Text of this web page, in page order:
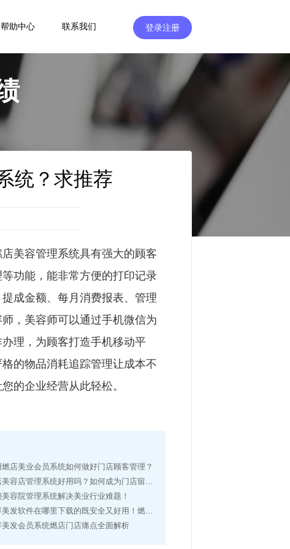
帮助中心 联系我们 登录注册
统？求推荐
美容管理系统具有强大的顾客
功能，能非常方便的打印记录
成金额、每月消费报表、管理
，美容师可以通过手机微信为
理，为顾客打造手机移动平
的物品消耗追踪管理让成本不
的企业经营从此轻松。
燃店美业会员系统如何做好门店顾客管理？
容店管理系统好用吗？如何成为门店留客利器？
容院管理系统解决美业行业难题！
软件在哪里下载的既安全又好用！燃店系统电脑手机APP免费下载
美发会员系统燃店门店痛点全面解析